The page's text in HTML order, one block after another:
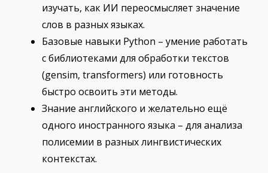
изучать, как ИИ переосмысляет значение
слов в разных языках.
Базовые навыки Python – умение работать
с библиотеками для обработки текстов
(gensim, transformers) или готовность
быстро освоить эти методы.
Знание английского и желательно ещё
одного иностранного языка – для анализа
полисемии в разных лингвистических
контекстах.